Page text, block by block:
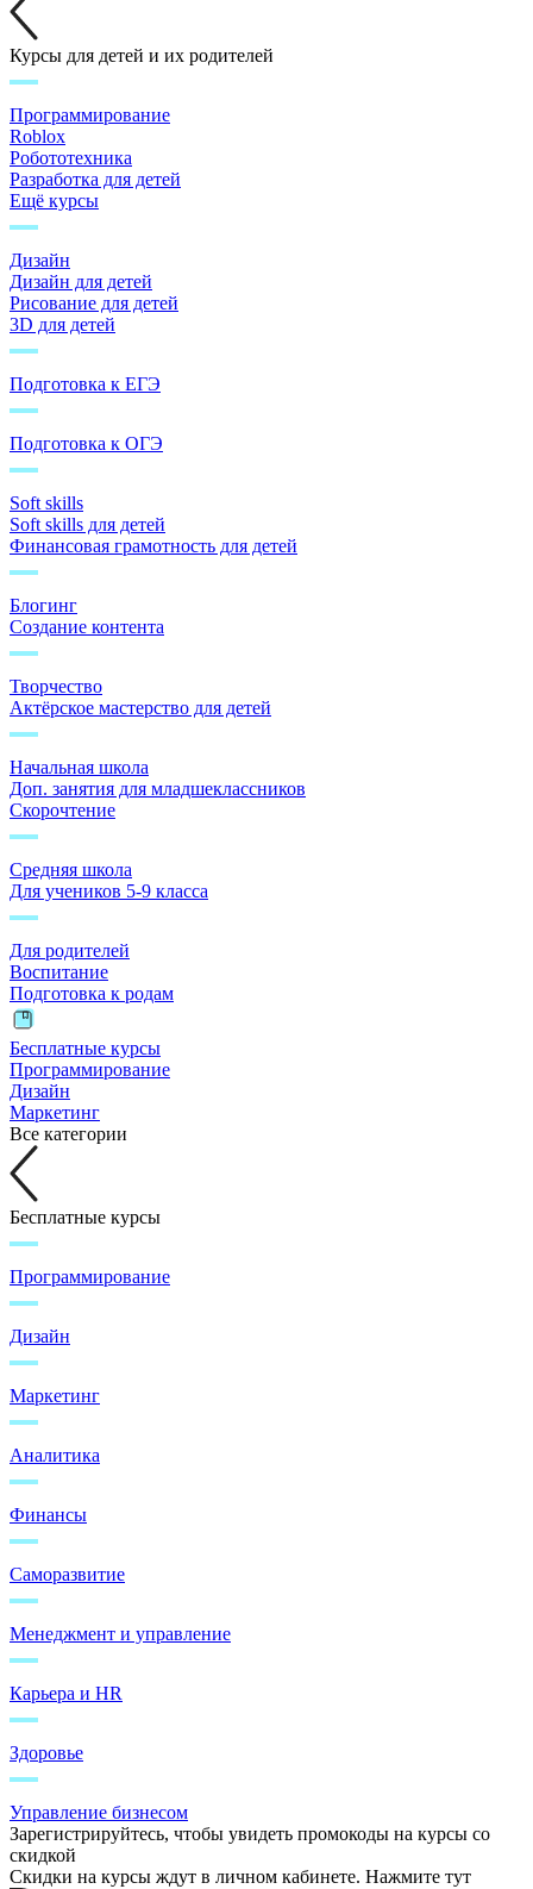
Курсы для детей и их родителей
Программирование
Roblox
Робототехника
Разработка для детей
Ещё курсы
Дизайн
Дизайн для детей
Рисование для детей
3D для детей
Подготовка к ЕГЭ
Подготовка к ОГЭ
Soft skills
Soft skills для детей
Финансовая грамотность для детей
Блогинг
Создание контента
Творчество
Актёрское мастерство для детей
Начальная школа
Доп. занятия для младшеклассников
Скорочтение
Средняя школа
Для учеников 5-9 класса
Для родителей
Воспитание
Подготовка к родам
Бесплатные курсы
Программирование
Дизайн
Маркетинг
Все категории
Бесплатные курсы
Программирование
Дизайн
Маркетинг
Аналитика
Финансы
Саморазвитие
Менеджмент и управление
Карьера и HR
Здоровье
Управление бизнесом
Зарегистрируйтесь, чтобы увидеть промокоды на курсы со
скидкой
Скидки на курсы ждут в личном кабинете. Нажмите тут